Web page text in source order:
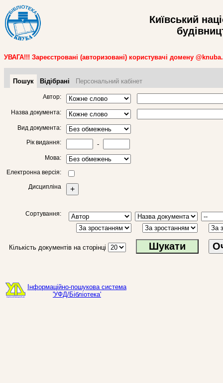
Київський
УВАГА!!! Зареєстровані (авторизовані) користувачі домену
Пошук Відібрані Персональний кабінет
Автор:
Назва документа:
Вид документа:
Рік видання: -
Мова:
Електронна версія:
Дисципліна +
Сортування:
Кількість документів на сторінці
Інформаційно-пошукова система
'УФД/Бібліотека'